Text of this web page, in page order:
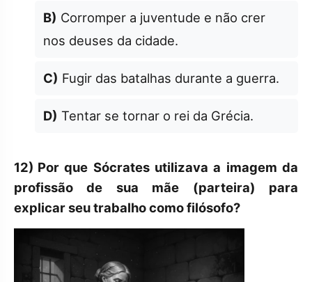
B) Corromper a juventude e não crer
nos deuses da cidade.
C) Fugir das batalhas durante a guerra.
D) Tentar se tornar o rei da Grécia.
12) Por que Sócrates utilizava a imagem da
profissão de sua mãe (parteira) para
explicar seu trabalho como filósofo?